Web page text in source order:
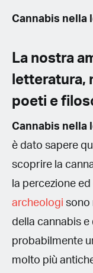
Cannabis nella
La nostra
letteratura,
poeti e
Cannabis nella
è dato sapere
scoprire la
la percezione
archeologi sono
della cannabis
probabilmente
molto più